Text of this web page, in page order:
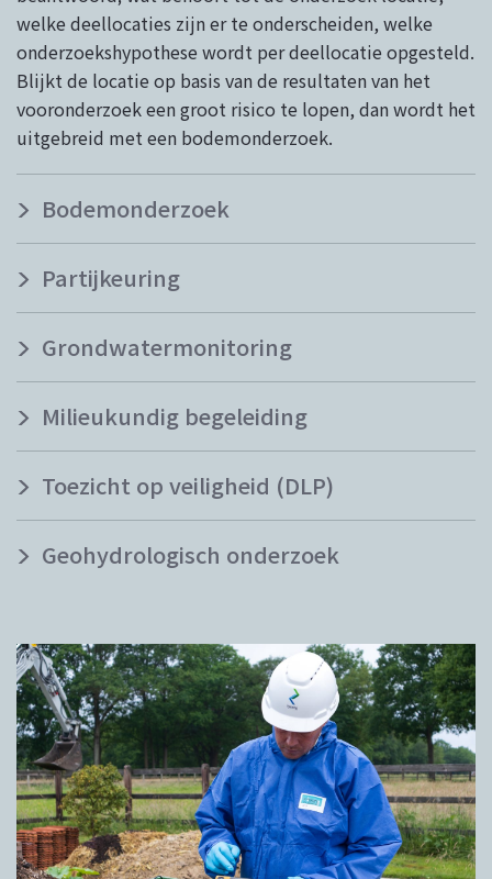
welke deellocaties zijn er te onderscheiden, welke
onderzoekshypothese wordt per deellocatie opgesteld.
Blijkt de locatie op basis van de resultaten van het
vooronderzoek een groot risico te lopen, dan wordt het
uitgebreid met een bodemonderzoek.
Bodemonderzoek
Partijkeuring
Grondwatermonitoring
Milieukundig begeleiding
Toezicht op veiligheid (DLP)
Geohydrologisch onderzoek